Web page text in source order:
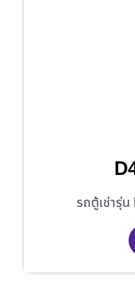
รถตู้เช่ารุ่